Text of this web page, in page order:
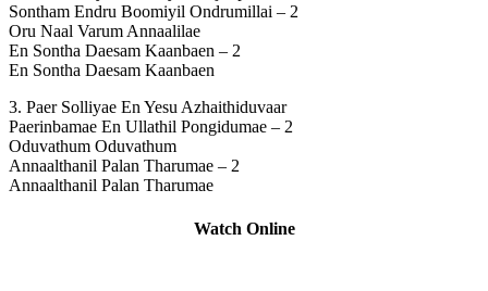
Sontham Endru Boomiyil Ondrumillai – 2
Oru Naal Varum Annaalilae
En Sontha Daesam Kaanbaen – 2
En Sontha Daesam Kaanbaen
3. Paer Solliyae En Yesu Azhaithiduvaar
Paerinbamae En Ullathil Pongidumae – 2
Oduvathum Oduvathum
Annaalthanil Palan Tharumae – 2
Annaalthanil Palan Tharumae
Watch Online